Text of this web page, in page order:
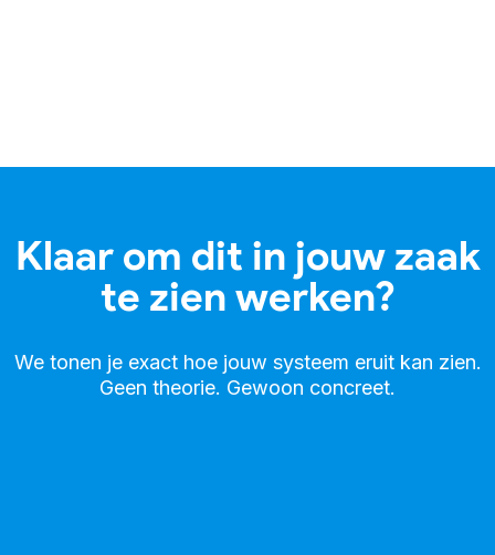
Klaar om dit in jouw zaak
te zien werken?
We tonen je exact hoe jouw systeem eruit kan zien.
Geen theorie. Gewoon concreet.